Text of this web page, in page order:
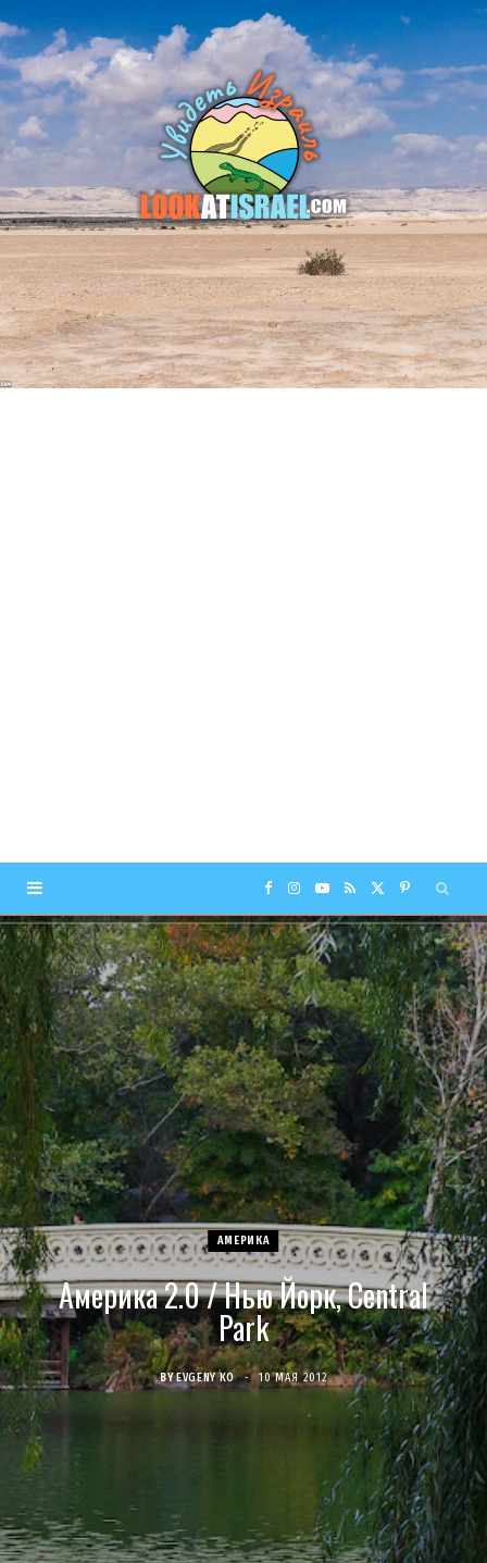
F
a
c
e
b
o
o
k
I
n
s
t
a
g
a
m
Y
o
u
T
b
R
S
S
(
T
w
i
t
e
r
)
P
i
n
t
e
r
e
s
t
АМЕРИКА
Америка 2.0 / Нью Йорк, Central
Park
BY EVGENY KO 10 МАЯ 2012